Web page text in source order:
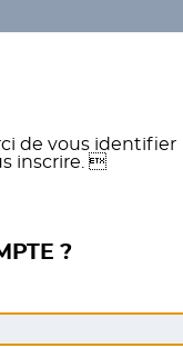
de vous identifier
inscrire. 
?